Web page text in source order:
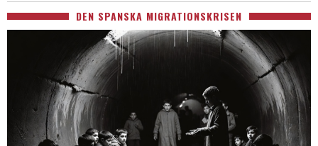
DEN SPANSKA MIGRATIONSKRISEN